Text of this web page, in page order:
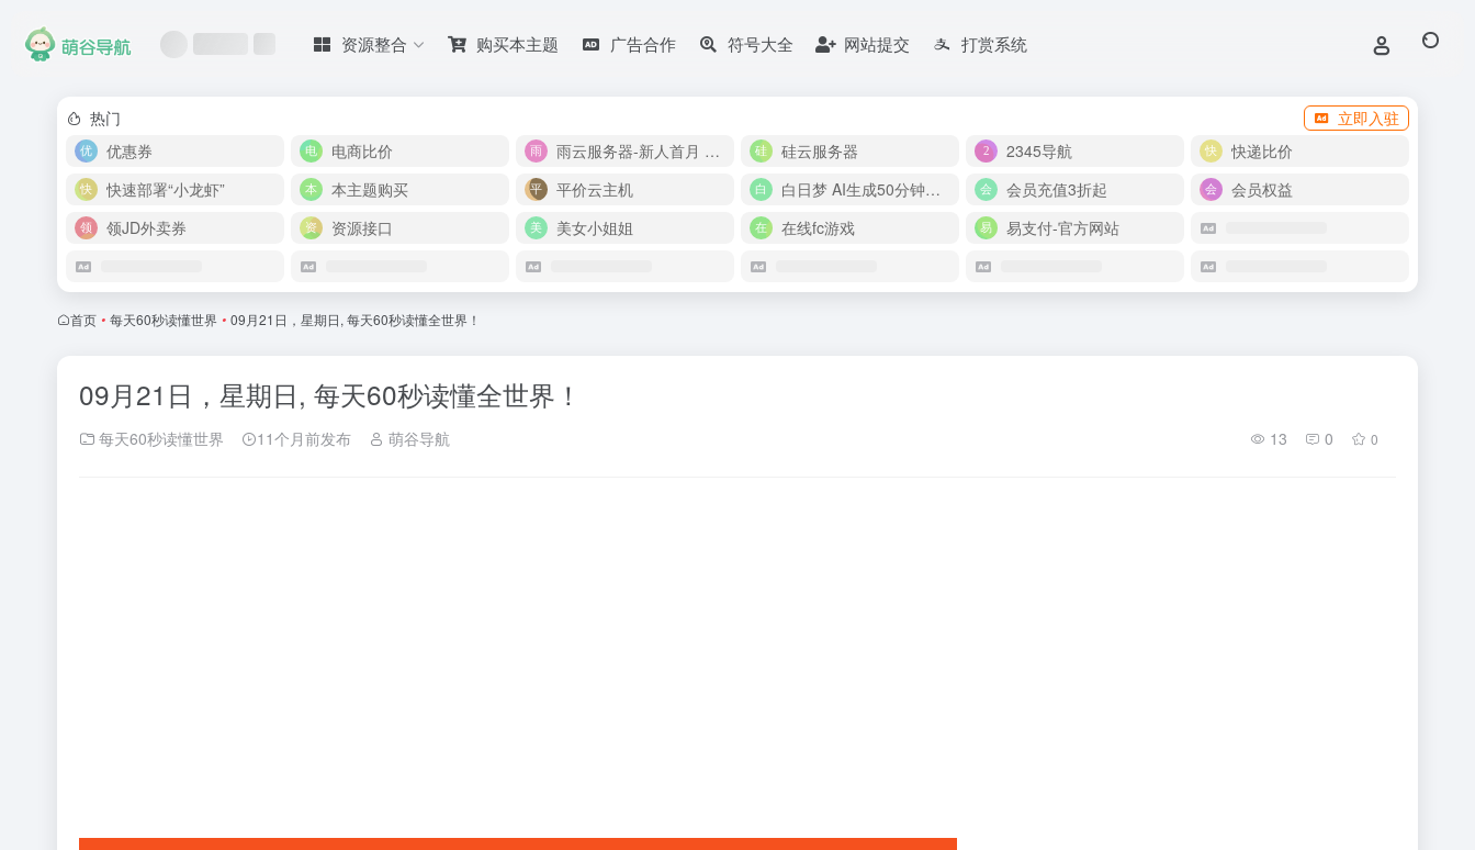
资源整合 购买本主题 广告合作 符号大全 网站提交 打赏系统
热门
立即入驻
优惠券
电商比价 雨云服务器-新人首月 5 折 硅云服务器 2345导航
快递比价
快速部署“小龙虾”
本主题购买 平价云主机 白日梦 AI生成50分钟视频 会员充值3折起
会员权益
领JD外卖券
资源接口 美女小姐姐 在线fc游戏 易支付-官方网站
首页 • 每天60秒读懂世界 • 09月21日，星期日, 每天60秒读懂全世界！
09月21日，星期日, 每天60秒读懂全世界！
每天60秒读懂世界 11个月前发布 萌谷导航 13 0 0